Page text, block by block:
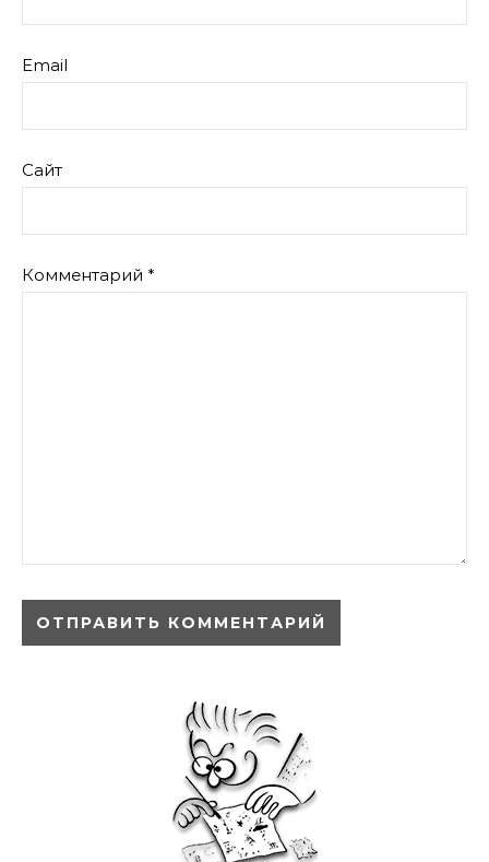
Email
Сайт
Комментарий *